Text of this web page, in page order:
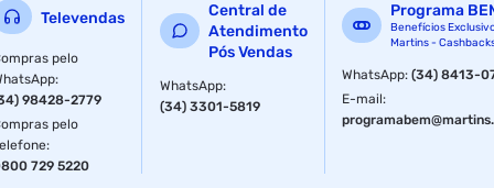
Televendas
pelo
:
98428-2779
pelo
:
729 5220
Central de
Atendimento
Pós Vendas
WhatsApp:
(34) 3301-5819
Programa
Benefícios
Martins -
WhatsApp:(34) 8413-
E-mail: